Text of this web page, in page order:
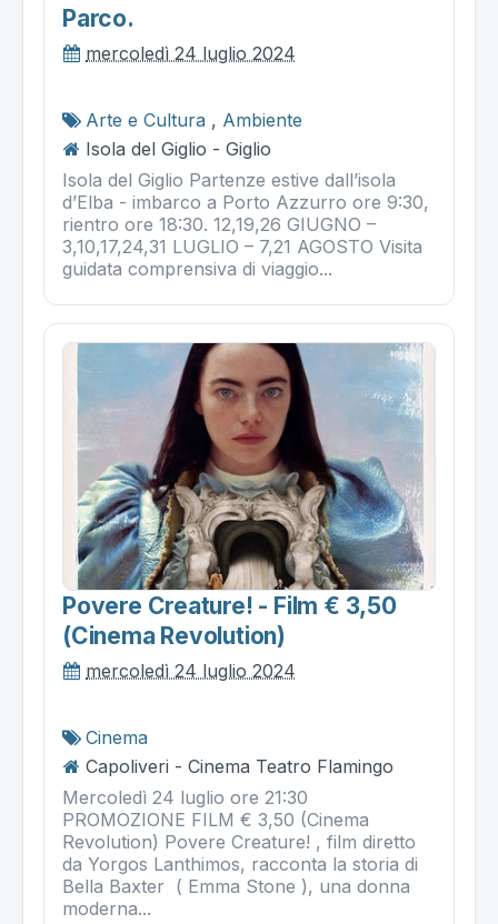
Parco.
mercoledì 24 luglio 2024
Arte e Cultura , Ambiente
Isola del Giglio - Giglio
Isola del Giglio Partenze estive dall’isola
d’Elba - imbarco a Porto Azzurro ore 9:30,
rientro ore 18:30. 12,19,26 GIUGNO –
3,10,17,24,31 LUGLIO – 7,21 AGOSTO Visita
guidata comprensiva di viaggio...
Povere Creature! - Film € 3,50
(cinema Revolution)
mercoledì 24 luglio 2024
Cinema
Capoliveri - Cinema Teatro Flamingo
Mercoledì 24 luglio ore 21:30
PROMOZIONE FILM € 3,50 (Cinema
Revolution) Povere Creature! , film diretto
da Yorgos Lanthimos, racconta la storia di
Bella Baxter ( Emma Stone ), una donna
moderna...